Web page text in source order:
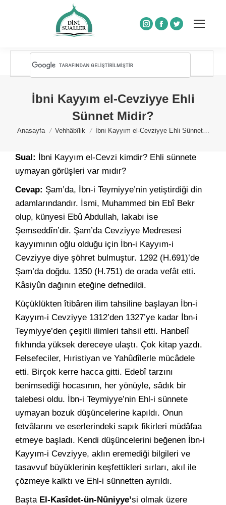
Instagram
Facebook
Twitter
İbni Kayyım el-Cevziyye Ehli
Sünnet Midir?
You are here:
Anasayfa Vehhâbîlik İbni Kayyım el-Cevziyye Ehli Sünnet…
Sual: İbni Kayyım el-Cevzi kimdir? Ehli sünnete
uymayan görüşleri var mıdır?
Cevap: Şam’da, İbn-i Teymiyye’nin yetiştirdiği din
adamlarındandır. İsmi, Muhammed bin Ebî Bekr
olup, künyesi Ebû Abdullah, lakabı ise
Şemseddîn’dir. Şam’da Cevziyye Medresesi
kayyımının oğlu olduğu için İbn-i Kayyım-i
Cevziyye diye şöhret bulmuştur. 1292 (H.691)’de
Şam’da doğdu. 1350 (H.751) de orada vefât etti.
Kâsiyûn dağının eteğine defnedildi.
Küçüklükten îtibâren ilim tahsiline başlayan İbn-i
Kayyım-i Cevziyye 1312’den 1327’ye kadar İbn-i
Teymiyye’den çeşitli ilimleri tahsil etti. Hanbelî
fıkhında yüksek dereceye ulaştı. Çok kitap yazdı.
Felsefeciler, Hıristiyan ve Yahûdîlerle mücâdele
etti. Birçok kerre hacca gitti. Edebî tarzını
benimsediği hocasının, her yönüyle, sâdık bir
talebesi oldu. İbn-i Teymiyye’nin Ehl-i sünnete
uymayan bozuk düşüncelerine kapıldı. Onun
fetvâlarını ve eserlerindeki sapık fikirleri müdâfaa
etmeye başladı. Kendi düşüncelerini beğenen İbn-i
Kayyım-i Cevziyye, aklın eremediği bilgileri ve
tasavvuf büyüklerinin keşfettikleri sırları, akıl ile
çözmeye kalktı ve Ehl-i sünnetten ayrıldı.
Başta El-Kasîdet-ün-Nûniyye’si olmak üzere